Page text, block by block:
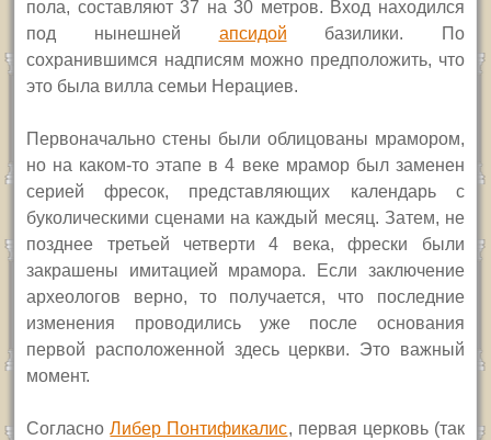
пола, составляют 37 на 30 метров. Вход находился
под нынешней апсидой базилики. По
сохранившимся надписям можно предположить, что
это была вилла семьи Нерациев.
Первоначально стены были облицованы мрамором,
но на каком-то этапе в 4 веке мрамор был заменен
серией фресок, представляющих календарь с
буколическими сценами на каждый месяц. Затем, не
позднее третьей четверти 4 века, фрески были
закрашены имитацией мрамора. Если заключение
археологов верно, то получается, что последние
изменения проводились уже после основания
первой расположенной здесь церкви. Это важный
момент.
СогласноЛибер Понтификалис, первая церковь (так